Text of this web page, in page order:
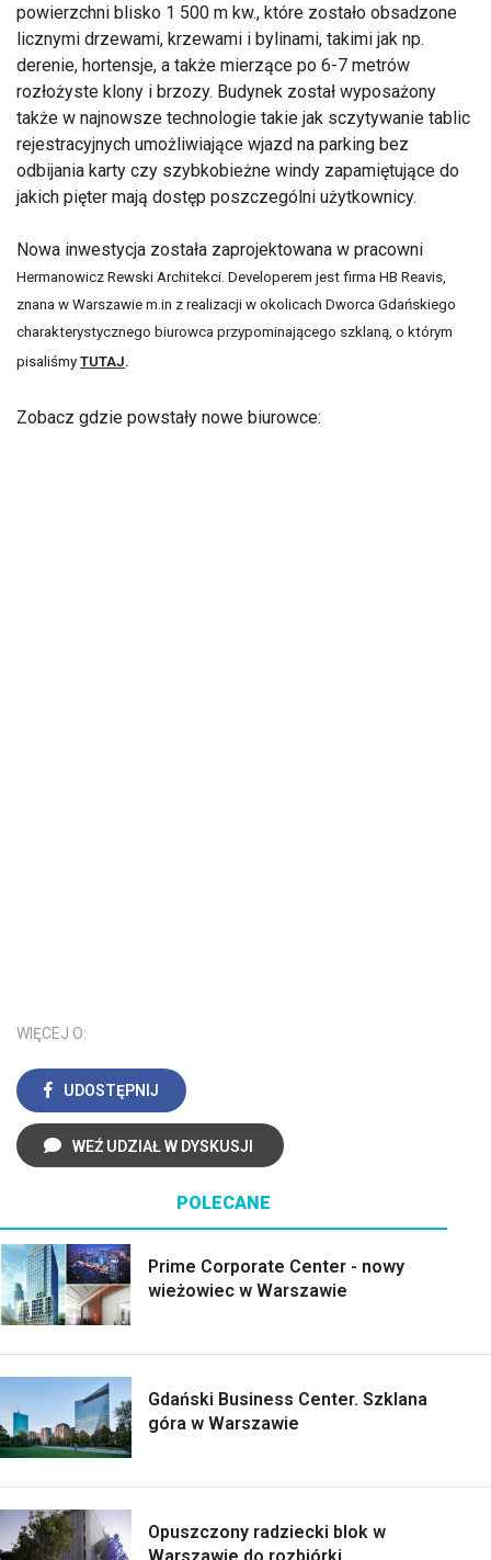
powierzchni blisko 1 500 m kw., które zostało obsadzone
licznymi drzewami, krzewami i bylinami, takimi jak np.
derenie, hortensje, a także mierzące po 6-7 metrów
rozłożyste klony i brzozy. Budynek został wyposażony
także w najnowsze technologie takie jak sczytywanie tablic
rejestracyjnych umożliwiające wjazd na parking bez
odbijania karty czy szybkobieżne windy zapamiętujące do
jakich pięter mają dostęp poszczególni użytkownicy.
Nowa inwestycja została zaprojektowana w pracowni
Hermanowicz Rewski Architekci. Developerem jest firma HB Reavis,
znana w Warszawie m.in z realizacji w okolicach Dworca Gdańskiego
charakterystycznego biurowca przypominającego szklaną, o którym
pisaliśmy TUTAJ.
Zobacz gdzie powstały nowe biurowce:
WIĘCEJ O:
UDOSTĘPNIJ
WEŹ UDZIAŁ W DYSKUSJI
POLECANE
Prime Corporate Center - nowy
wieżowiec w Warszawie
Gdański Business Center. Szklana
góra w Warszawie
Opuszczony radziecki blok w
Warszawie do rozbiórki,